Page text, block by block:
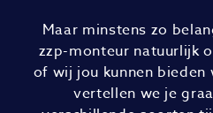
Maar minstens zo
zzp-monteur natuurlijk
of wij jou kunnen
vertellen we je